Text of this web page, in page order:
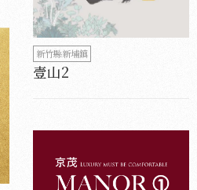
新竹縣新埔鎮
壹山2